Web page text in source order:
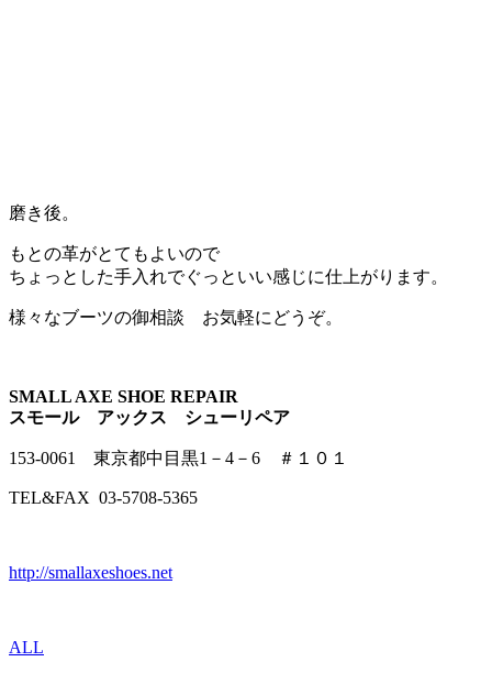
磨き後。
もとの革がとてもよいので
ちょっとした手入れでぐっといい感じに仕上がります。
様々なブーツの御相談 お気軽にどうぞ。
SMALL AXE SHOE REPAIR
スモール アックス シューリペア
153-0061 東京都中目黒1－4－6 ＃１０１
TEL&FAX 03-5708-5365
http://smallaxeshoes.net
ALL